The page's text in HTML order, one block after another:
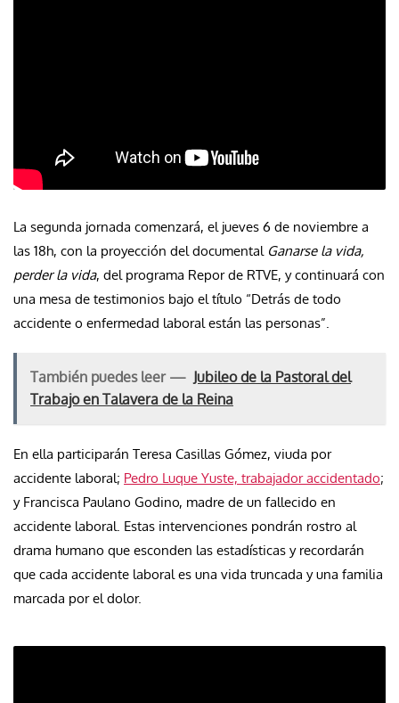
La segunda jornada comenzará, el jueves 6 de noviembre a
las 18h, con la proyección del documental Ganarse la vida,
perder la vida, del programa Repor de RTVE, y continuará con
una mesa de testimonios bajo el título “Detrás de todo
accidente o enfermedad laboral están las personas”.
También puedes leer — Jubileo de la Pastoral del
Trabajo en Talavera de la Reina
En ella participarán Teresa Casillas Gómez, viuda por
accidente laboral; Pedro Luque Yuste, trabajador accidentado;
y Francisca Paulano Godino, madre de un fallecido en
accidente laboral. Estas intervenciones pondrán rostro al
drama humano que esconden las estadísticas y recordarán
que cada accidente laboral es una vida truncada y una familia
marcada por el dolor.